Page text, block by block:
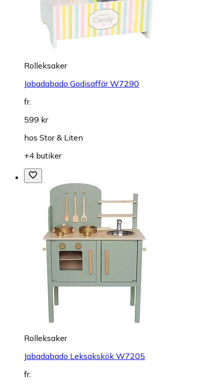
Rolleksaker
Jabadabado Godisaffär W7290
fr.
599 kr
hos Stor & Liten
+4 butiker
Rolleksaker
Jabadabado Leksakskök W7205
fr.